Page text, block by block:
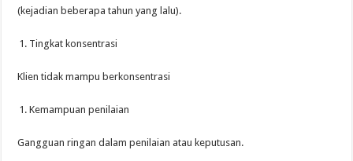
(kejadian beberapa tahun yang lalu).
Tingkat konsentrasi
Klien tidak mampu berkonsentrasi
Kemampuan penilaian
Gangguan ringan dalam penilaian atau keputusan.